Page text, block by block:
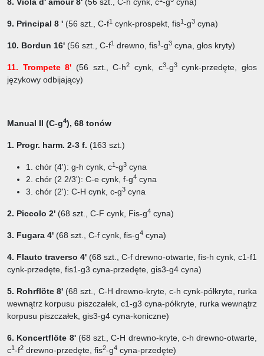
9. Principal 8 ' (56 szt., C-f1 cynk-prospekt, fis1-g3 cyna)
10. Bordun 16' (56 szt., C-f1 drewno, fis1-g3 cyna, głos kryty)
11. Trompete 8' (56 szt., C-h2 cynk, c3-g3cynk-przedęte, głos
językowy odbijający)
Manual II (C-g4), 68 tonów
1. Progr. harm. 2-3 f. (163 szt.)
1. chór (4'): g-h cynk, c1-g3 cyna
2. chór (2 2/3'): C-e cynk, f-g4 cyna
3. chór (2'): C-H cynk, c-g3 cyna
2. Piccolo 2' (68 szt., C-F cynk, Fis-g4 cyna)
3. Fugara 4' (68 szt., C-f cynk, fis-g4 cyna)
4. Flauto traverso 4' (68 szt., C-f drewno-otwarte, fis-h cynk, c1-f1
cynk-przedęte, fis1-g3 cyna-przedęte, gis3-g4 cyna)
5. Rohrflöte 8' (68 szt., C-H drewno-kryte, c-h cynk-półkryte, rurka
wewnątrz korpusu piszczałek, c1-g3 cyna-półkryte, rurka wewnątrz
korpusu piszczałek, gis3-g4 cyna-koniczne)
6. Koncertflöte 8' (68 szt.,
C-H drewno-kryte, c-h drewno-otwarte,
c1-f2 drewno-przedęte, fis2-g4 cyna-przedęte)